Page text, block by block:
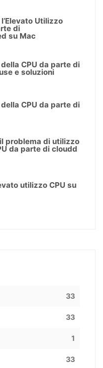
Utilizzo
di
su Mac
CPU da parte di
e soluzioni
CPU da parte di
problema di utilizzo
da parte di cloudd
utilizzo CPU su
33
33
1
33